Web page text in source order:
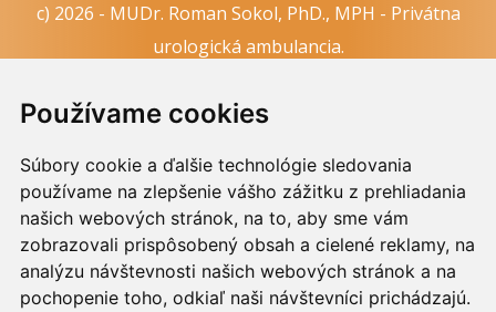
Používame cookies
Súbory cookie a ďalšie technológie sledovania
používame na zlepšenie vášho zážitku z prehliadania
našich webových stránok, na to, aby sme vám
zobrazovali prispôsobený obsah a cielené reklamy, na
analýzu návštevnosti našich webových stránok a na
pochopenie toho, odkiaľ naši návštevníci prichádzajú.
c) 2026 - MUDr. Roman Sokol, PhD., MPH - Privátna
urologická ambulancia.
podmienkach prevádzkovateľa.
Používame cookies -nastavenie cookies.
Skopírovaním textu alebo časti textu z akejkoľvek
stránky tohto webu a jeho umiestnením na iný web